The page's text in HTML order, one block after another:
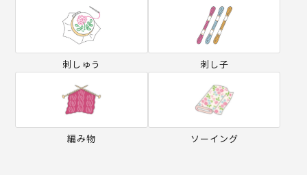
刺しゅう 刺し子
編み物 ソーイング